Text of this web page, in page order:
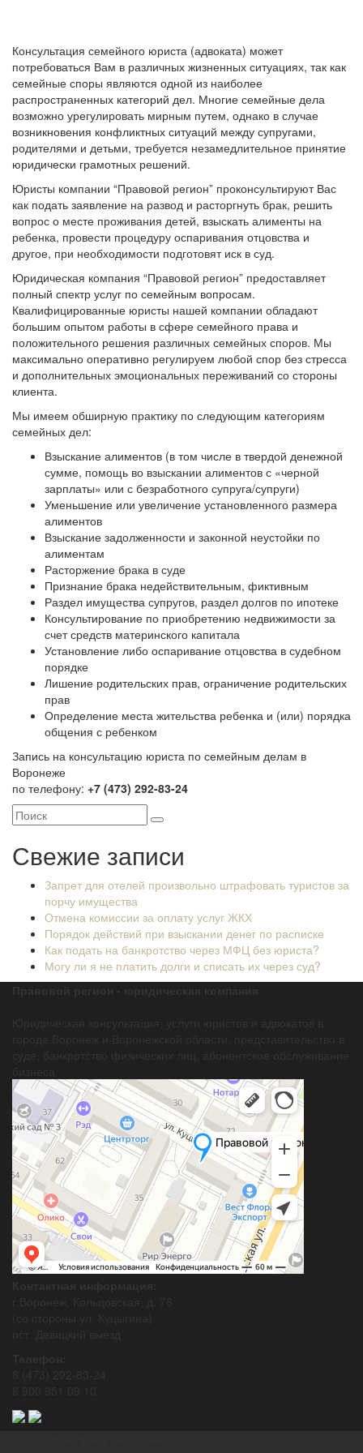
Консультация семейного юриста (адвоката) может
потребоваться Вам в различных жизненных ситуациях, так как
семейные споры являются одной из наиболее
распространенных категорий дел. Многие семейные дела
возможно урегулировать мирным путем, однако в случае
возникновения конфликтных ситуаций между супругами,
родителями и детьми, требуется незамедлительное принятие
юридически грамотных решений.
Юристы компании “Правовой регион” проконсультируют Вас
как подать заявление на развод и расторгнуть брак, решить
вопрос о месте проживания детей, взыскать алименты на
ребенка, провести процедуру оспаривания отцовства и
другое, при необходимости подготовят иск в суд.
Юридическая компания “Правовой регион” предоставляет
полный спектр услуг по семейным вопросам.
Квалифицированные юристы нашей компании обладают
большим опытом работы в сфере семейного права и
положительного решения различных семейных споров. Мы
максимально оперативно регулируем любой спор без стресса
и дополнительных эмоциональных переживаний со стороны
клиента.
Мы имеем обширную практику по следующим категориям
семейных дел:
Взыскание алиментов (в том числе в твердой денежной
сумме, помощь во взыскании алиментов с «черной
зарплаты» или с безработного супруга/супруги)
Уменьшение или увеличение установленного размера
алиментов
Взыскание задолженности и законной неустойки по
алиментам
Расторжение брака в суде
Признание брака недействительным, фиктивным
Раздел имущества супругов, раздел долгов по ипотеке
Консультирование по приобретению недвижимости за
счет средств материнского капитала
Установление либо оспаривание отцовства в судебном
порядке
Лишение родительских прав, ограничение родительских
прав
Определение места жительства ребенка и (или) порядка
общения с ребенком
Запись на консультацию юриста по семейным делам в
Воронеже
по телефону: +7 (473) 292-83-24
Свежие записи
Запрет для отелей произвольно штрафовать туристов за
порчу имущества
Отмена комиссии за оплату услуг ЖКХ
Порядок действий при взыскании денег по расписке
Как подать на банкротство через МФЦ без юриста?
Могу ли я не платить долги и списать их через суд?